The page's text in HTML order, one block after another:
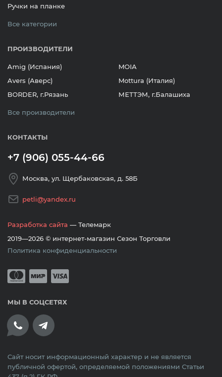
Ручки на планке
Все категории
ПРОИЗВОДИТЕЛИ
Amig (Испания)
Avers (Аверс)
BORDER, г.Рязань
MOIA
Mottura (Италия)
МЕТТЭМ, г.Балашиха
Все производители
КОНТАКТЫ
+7 (906) 055-44-66
Москва, ул. Щербаковская, д. 58Б
petli@yandex.ru
Разработка сайта — Телемарк
2019—2026 © интернет-магазин Сезон Торговли
Политика конфиденциальности
Принимается оплата банковскими
МЫ В СОЦСЕТЯХ
Сайт носит информационный характер и не является
публичной офертой, определяемой положениями Статьи